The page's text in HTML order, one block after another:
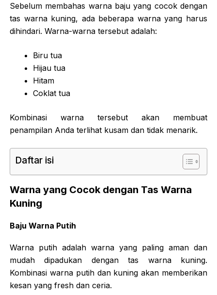
Sebelum membahas warna baju yang cocok dengan
tas warna kuning, ada beberapa warna yang harus
dihindari. Warna-warna tersebut adalah:
Biru tua
Hijau tua
Hitam
Coklat tua
Kombinasi warna tersebut akan membuat
penampilan Anda terlihat kusam dan tidak menarik.
Daftar isi
Warna yang Cocok dengan Tas Warna
Kuning
Baju Warna Putih
Warna putih adalah warna yang paling aman dan
mudah dipadukan dengan tas warna kuning.
Kombinasi warna putih dan kuning akan memberikan
kesan yang fresh dan ceria.